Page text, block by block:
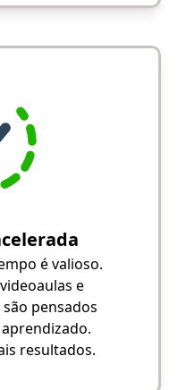
é valioso.
e
pensados
resultados.